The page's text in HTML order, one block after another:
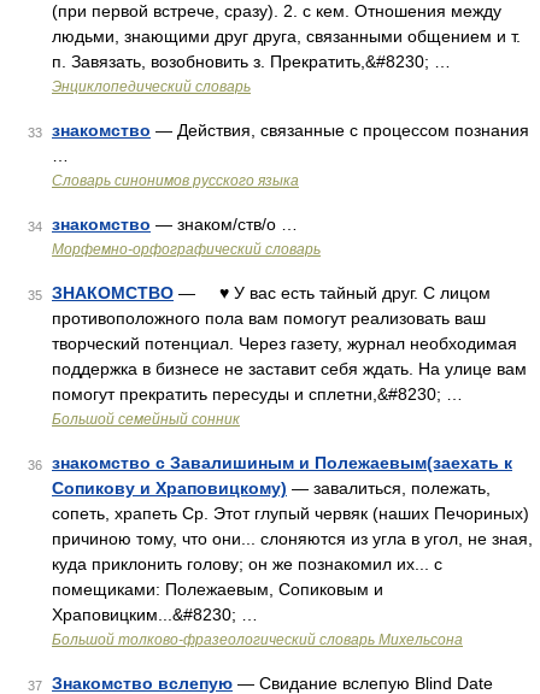
(при первой встрече, сразу). 2. с кем. Отношения между
людьми, знающими друг друга, связанными общением и т.
п. Завязать, возобновить з. Прекратить,&#8230; …
Энциклопедический словарь
33 знакомство — Действия, связанные с процессом познания
Словарь синонимов русского языка
34 знакомство — знаком/ств/о …
Морфемно-орфографический словарь
35 ЗНАКОМСТВО — ♥ У вас есть тайный друг. С лицом
противоположного пола вам помогут реализовать ваш
творческий потенциал. Через газету, журнал необходимая
поддержка в бизнесе не заставит себя ждать. На улице вам
помогут прекратить пересуды и сплетни,&#8230; …
Большой семейный сонник
36
знакомство с Завалишиным и Полежаевым(заехать к
Сопикову и Храповицкому) — завалиться, полежать,
сопеть, храпеть Ср. Этот глупый червяк (наших Печориных)
причиною тому, что они... слоняются из угла в угол, не зная,
куда приклонить голову; он же познакомил их... с
помещиками: Полежаевым, Сопиковым и
Храповицким...&#8230; …
Большой толково-фразеологический словарь Михельсона
37 Знакомство вслепую — Свидание вслепую Blind Date